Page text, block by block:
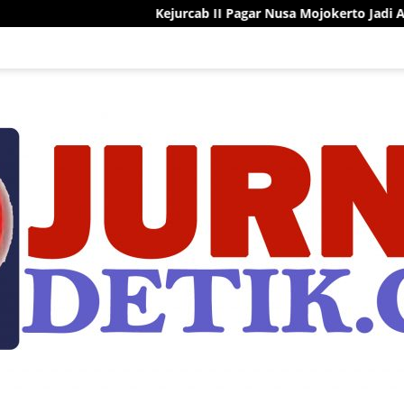
Kejurcab II Pagar Nusa Mojokerto Jadi Ajang Pembinaan